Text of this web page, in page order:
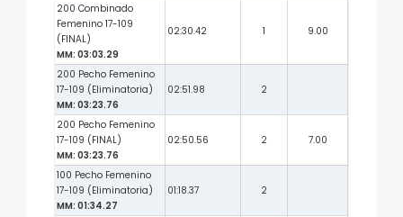
200 Combinado
Femenino 17-109
(FINAL)
MM: 03:03.29
02:30.42 1 9.00
200 Pecho Femenino
17-109 (Eliminatoria)
MM: 03:23.76
02:51.98 2
200 Pecho Femenino
17-109 (FINAL)
MM: 03:23.76
02:50.56 2 7.00
100 Pecho Femenino
17-109 (Eliminatoria)
MM: 01:34.27
01:18.37 2